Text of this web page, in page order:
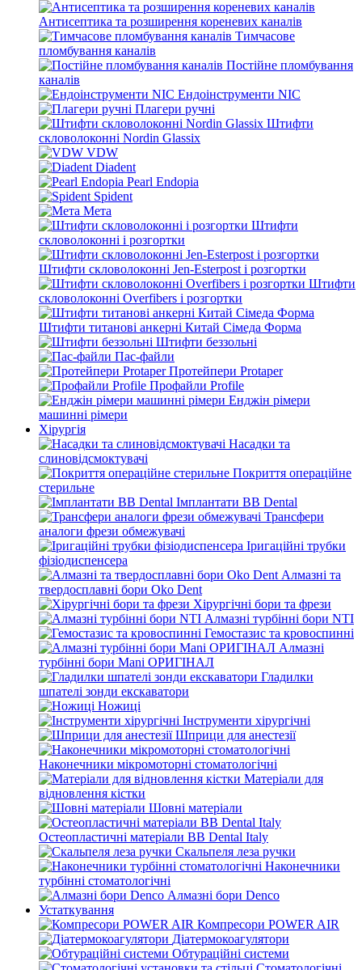
Антисептика та розширення кореневих каналів
Тимчасове
пломбування каналів
Постійне пломбування
каналів
Ендоінструменти NIC
Плагери ручні
Штифти
скловолоконні Nordin Glassix
VDW
Diadent
Pearl Endopia
Spident
Мета
Штифти
скловолоконні і розгортки
Штифти скловолоконні Jen-Esterpost і розгортки
Штифти
скловолоконні Overfibers і розгортки
Штифти титанові анкерні Китай Сімеда Форма
Штифти беззольні
Пас-файли
Протейпери Protaper
Профайли Profile
Енджін рімери
машинні рімери
Хірургія
Насадки та
слиновідсмоктувачі
Покриття операційне
стерильне
Імплантати BB Dental
Трансфери
аналоги фрези обмежувачі
Іригаційні трубки
фізіодиспенсера
Алмазні та
твердосплавні бори Oko Dent
Хірургічні бори та фрези
Алмазні турбінні бори NTI
Гемостазис та кровоспинні
Алмазні
турбінні бори Mani ОРИГІНАЛ
Гладилки
шпателі зонди екскаватори
Ножиці
Інструменти хірургічні
Шприци для анестезії
Наконечники мікромоторні стоматологічні
Матеріали для
відновлення кістки
Шовні матеріали
Остеопластичні матеріали BB Dental Italy
Скальпеля леза ручки
Наконечники
турбінні стоматологічні
Алмазні бори Denco
Устаткування
Компресори POWER AIR
Діатермокоагулятори
Обтураційні системи